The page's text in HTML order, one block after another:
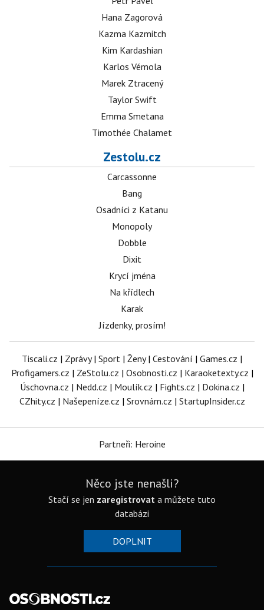
Hana Zagorová
Kazma Kazmitch
Kim Kardashian
Karlos Vémola
Marek Ztracený
Taylor Swift
Emma Smetana
Timothée Chalamet
Zestolu.cz
Carcassonne
Bang
Osadníci z Katanu
Monopoly
Dobble
Dixit
Krycí jména
Na křídlech
Karak
Jízdenky, prosím!
Tiscali.cz | Zprávy| Sport | Ženy| Cestování | Games.cz |
Profigamers.cz | ZeStolu.cz | Osobnosti.cz | Karaoketexty.cz |
Úschovna.cz | Nedd.cz | Moulík.cz | Fights.cz | Dokina.cz |
CZhity.cz | Našepeníze.cz | Srovnám.cz | StartupInsider.cz
Partneři: Heroine
Něco jste nenašli?
Stačí se jen zaregistrovat a můžete tuto
databázi
DOPLNIT